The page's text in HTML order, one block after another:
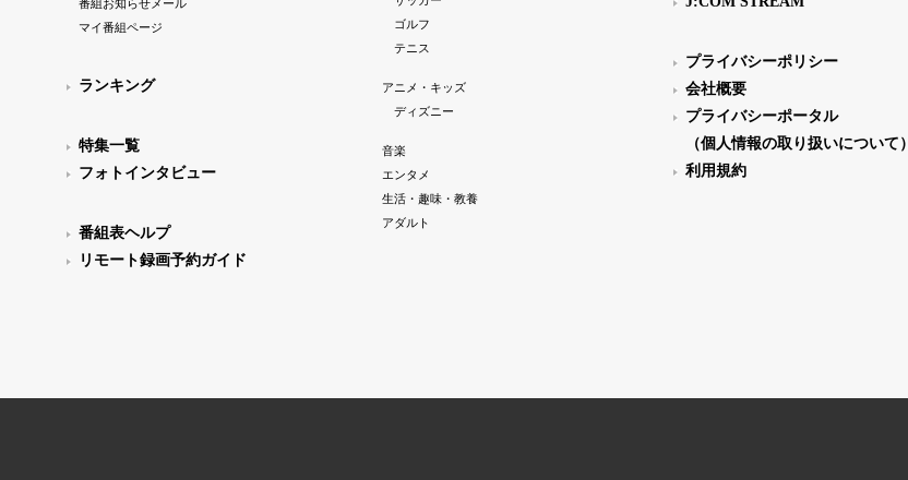
番組お知らせメール
マイ番組ページ
ランキング
特集一覧
フォトインタビュー
番組表ヘルプ
リモート録画予約ガイド
ゴルフ
テニス
アニメ・キッズ
ディズニー
音楽
エンタメ
生活・趣味・教養
アダルト
プライバシーポリシー
会社概要
プライバシーポータル
（個人情報の取り扱いについて）
利用規約